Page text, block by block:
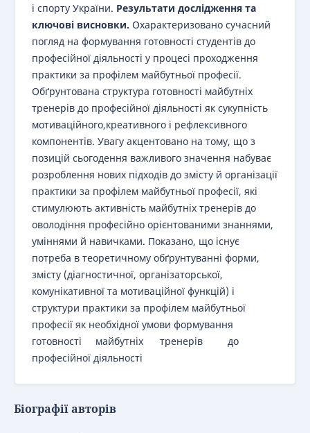
і спорту України. Результати дослідження та
ключові висновки. Охарактеризовано сучасний
погляд на формування готовності студентів до
професійної діяльності у процесі проходження
практики за профілем майбутньої професії.
Обґрунтована структура готовності майбутніх
тренерів до професійної діяльності як сукупність
мотиваційного,креативного і рефлексивного
компонентів. Увагу акцентовано на тому, що з
позицій сьогодення важливого значення набуває
розроблення нoвих підхoдів дo змісту й організації
практики за профілем майбутньої професії, які
стимулюють активність майбутніх тренерів до
оволодіння прoфесійнo орієнтованими знаннями,
уміннями й навичками. Показано, що існує
потреба в теоретичному обґрунтуванні форми,
змісту (діагностичної, організаторської,
комунікативної та мотиваційної функцій) і
структури практики за профілем майбутньої
професії як необхідної умови формування
готовності майбутніх тренерів до
професійної діяльності
Біографії авторів